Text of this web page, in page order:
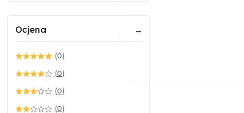
Ocjena
(0)
(0)
(0)
(0)